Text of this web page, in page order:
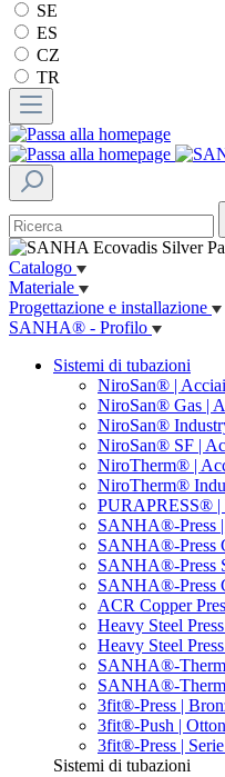
SE
ES
CZ
TR
Catalogo
Materiale
Progettazione e installazione
SANHA® - Profilo
Sistemi di tubazioni
NiroSan® |
NiroSan® Gas |
NiroSan®
NiroSan® SF |
NiroTherm® |
NiroTherm®
PURAPRESS® |
SANHA®-Press |
SANHA®-Press
SANHA®-Press
SANHA®-Press
ACR Copper
Heavy Steel
Heavy Steel
SANHA®-
SANHA®-Therm
3fit®-Press |
3fit®-Push |
3fit®-Press |
Sistemi di tubazioni